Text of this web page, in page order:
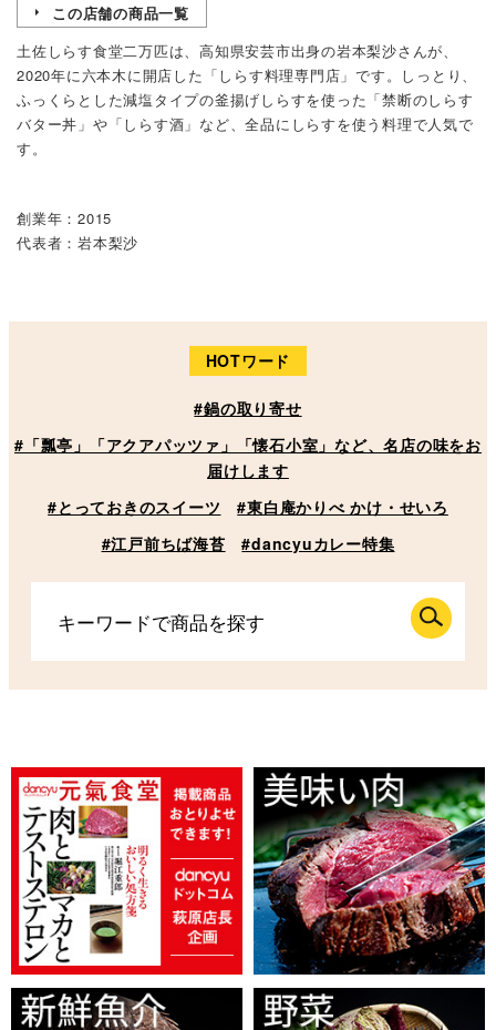
この店舗の商品一覧
土佐しらす食堂二万匹は、高知県安芸市出身の岩本梨沙さんが、
2020年に六本木に開店した「しらす料理専門店」です。しっとり、
ふっくらとした減塩タイプの釜揚げしらすを使った「禁断のしらす
バター丼」や「しらす酒」など、全品にしらすを使う料理で人気で
す。
創業年：2015
代表者：岩本梨沙
HOTワード
#鍋の取り寄せ
#「瓢亭」「アクアパッツァ」「懐石小室」など、名店の味をお
届けします
#とっておきのスイーツ
#東白庵かりべ かけ・せいろ
#江戸前ちば海苔
#dancyuカレー特集